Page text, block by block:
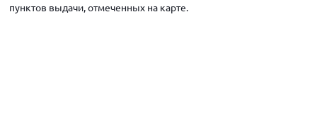
пунктов выдачи, отмеченных на карте.